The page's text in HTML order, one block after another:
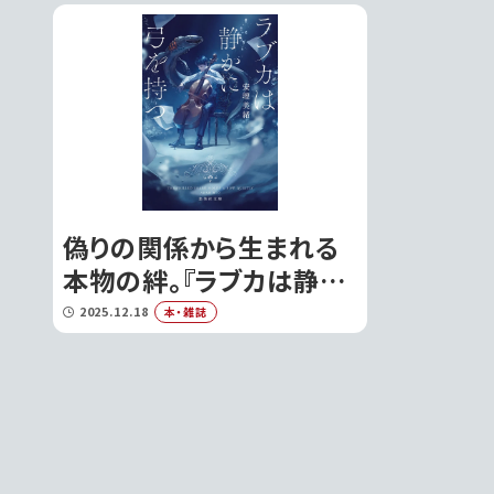
偽りの関係から生まれる
本物の絆。『ラブカは静か
に弓を持つ』安壇美緒が
2025.12.18 本・雑誌